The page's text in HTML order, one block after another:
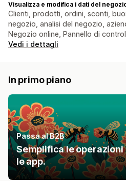
Visualizza e modifica i dati del
Clienti, prodotti, ordini, sconti,
negozio, analisi del negozio,
Negozio online, Pannello di
Vedi i dettagli
In primo piano
Passa al B2B
Semplifica le operazioni
le app.